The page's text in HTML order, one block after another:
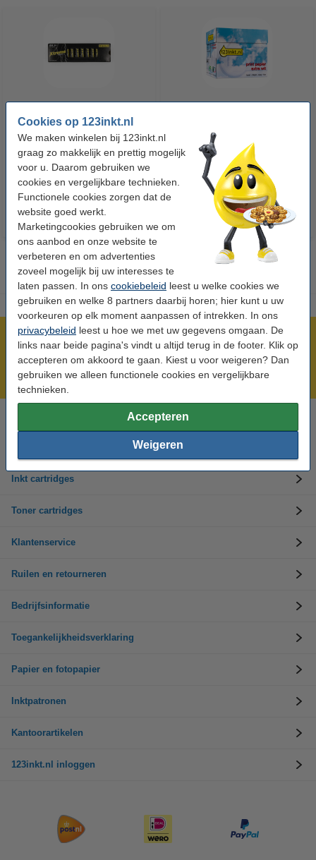
Cookies op 123inkt.nl
We maken winkelen bij 123inkt.nl
graag zo makkelijk en prettig mogelijk
voor u. Daarom gebruiken we
cookies en vergelijkbare technieken.
Functionele cookies zorgen dat de
website goed werkt.
Marketingcookies gebruiken we om
ons aanbod en onze website te
verbeteren en om advertenties
zoveel mogelijk bij uw interesses te
laten passen. In ons cookiebeleid leest u welke cookies we
gebruiken en welke 8 partners daarbij horen; hier kunt u uw
voorkeuren op elk moment aanpassen of intrekken. In ons
privacybeleid leest u hoe we met uw gegevens omgaan. De
links naar beide pagina's vindt u altijd terug in de footer. Klik op
accepteren om akkoord te gaan. Kiest u voor weigeren? Dan
gebruiken we alleen functionele cookies en vergelijkbare
technieken.
Accepteren
Weigeren
123accu Xtreme Power MN1500
Penlite AA batterij 24 stuks
€ 14,95 Incl. 21% btw
van 2.500 vel A4 - 80 grams
FSC® Mix Credit
€ 33,50 Incl. 21% btw
Meer dan 5 miljoen klanten!
Voor 23.59 uur besteld, morgen in huis!
Laagsteprijsgarantie!
Inkt cartridges
Toner cartridges
Klantenservice
Ruilen en retourneren
Bedrijfsinformatie
Toegankelijkheidsverklaring
Papier en fotopapier
Inktpatronen
Kantoorartikelen
123inkt.nl inloggen